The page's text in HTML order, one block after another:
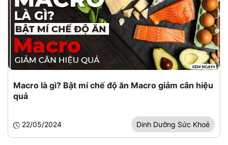
Macro là gì? Bật mí chế độ ăn Macro giảm cân hiệu
quả
22/05/2024 Dinh Dưỡng Sức Khoẻ